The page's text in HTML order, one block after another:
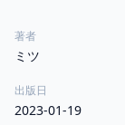
著者
ミツ
出版日
2023-01-19